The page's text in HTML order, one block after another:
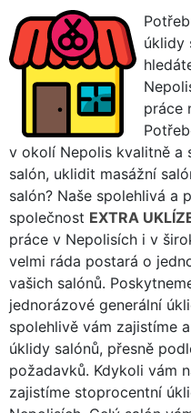
úklidy
práce
v okolí Nepolis kvalitně a
salón, uklidit masážní
salón? Naše spolehlivá a
společnost EXTRA
práce v Nepolisích i v
velmi ráda postará o
vašich salónů.
jednorázové generální
spolehlivě vám zajistíme
úklidy salónů, přesně
požadavků. Kdykoli vám
zajistíme stoprocentní